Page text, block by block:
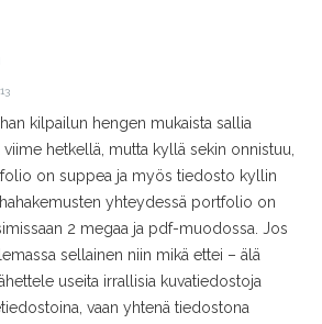
kilpailun hengen mukaista sallia
viime hetkellä, mutta kyllä sekin onnistuu,
on suppea ja myös tiedosto kyllin
yhteydessä portfolio on
2 megaa ja pdf-muodossa. Jos
sellainen niin mikä ettei – älä
useita irrallisia kuvatiedostoja
vaan yhtenä tiedostona